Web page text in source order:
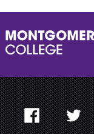
打开新窗口打